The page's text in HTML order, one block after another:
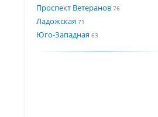
Проспект Ветеранов 76
Ладожская 71
Юго-Западная 63